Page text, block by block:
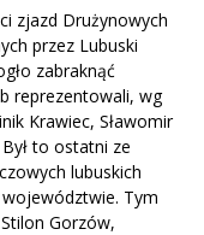
zjazd Drużynowych
przez Lubuski
zabraknąć
reprezentowali, wg
Krawiec, Sławomir
to ostatni ze
lubuskich
Tym
Gorzów,